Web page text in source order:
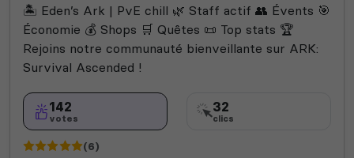
🏝️ Eden’s Ark | PvE chill 🌿 Staff actif 👥 Évents 🎯
Économie 💰 Shops 🛒 Quêtes 📜 Top stats 🏆
Rejoins notre communauté bienveillante sur ARK:
Survival Ascended !
142
votes
32
clics
(6)